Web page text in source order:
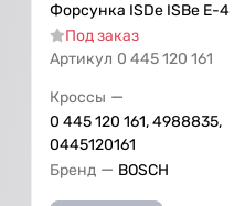
Форсунка ISDe ISBe Е-4
Под заказ
Артикул 0 445 120 161
Кроссы —
0 445 120 161, 4988835,
0445120161
Бренд — BOSCH